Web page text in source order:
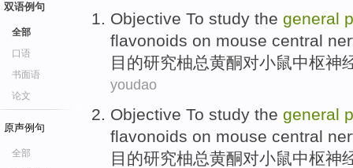
双语例句
全部
口语
书面语
论文
原声例句
全部
Objective To study the general
flavonoids on mouse central
目的研究柚总黄酮对小鼠中枢神
youdao
Objective To study the general
flavonoids on mouse central
目的研究柚总黄酮对小鼠中枢神